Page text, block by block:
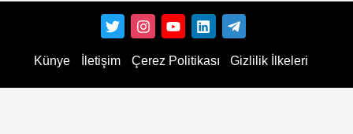
Künye İletişim Çerez Politikası Gizlilik İlkeleri